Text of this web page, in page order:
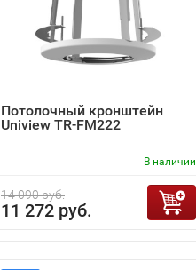
Потолочный кронштейн
Uniview TR-FM222
В наличии
14 090 руб.
11 272 руб.